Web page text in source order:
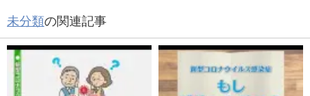
未分類の関連記事